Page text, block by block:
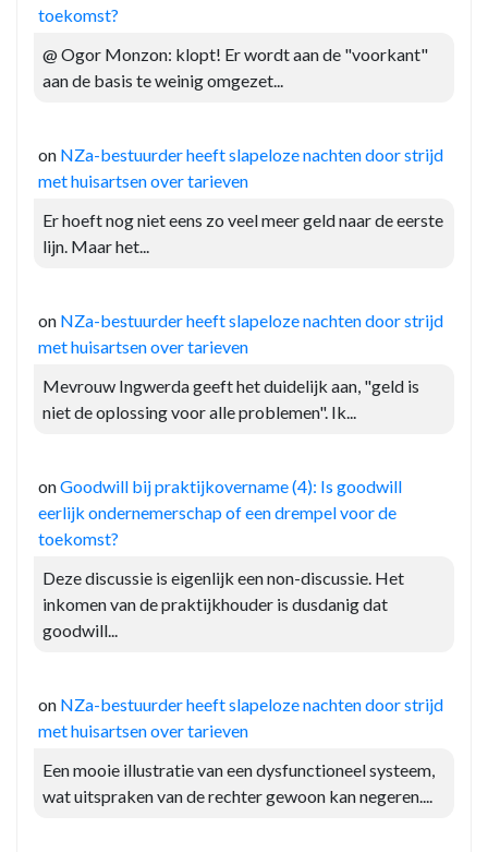
toekomst?
@ Ogor Monzon: klopt! Er wordt aan de "voorkant"
aan de basis te weinig omgezet...
on NZa-bestuurder heeft slapeloze nachten door strijd
met huisartsen over tarieven
Er hoeft nog niet eens zo veel meer geld naar de eerste
lijn. Maar het...
on NZa-bestuurder heeft slapeloze nachten door strijd
met huisartsen over tarieven
Mevrouw Ingwerda geeft het duidelijk aan, "geld is
niet de oplossing voor alle problemen". Ik...
onGoodwill bij praktijkovername (4): Is goodwill
eerlijk ondernemerschap of een drempel voor de
toekomst?
Deze discussie is eigenlijk een non-discussie. Het
inkomen van de praktijkhouder is dusdanig dat
goodwill...
on NZa-bestuurder heeft slapeloze nachten door strijd
met huisartsen over tarieven
Een mooie illustratie van een dysfunctioneel systeem,
wat uitspraken van de rechter gewoon kan negeren....